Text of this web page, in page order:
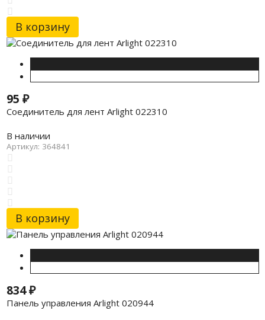
В корзину
95 ₽
Соединитель для лент Arlight 022310
В наличии
Артикул: 364841
В корзину
834₽
Панель управления Arlight 020944